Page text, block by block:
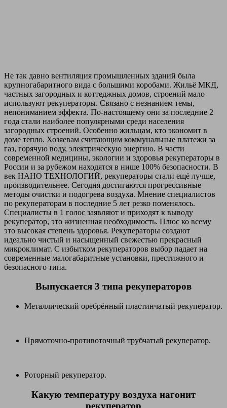
Не так давно вентиляция промышленных зданий была
крупногабаритного вида с большими коробами. Жильё МКД,
частных загородных и коттеджных домов, строений мало
используют рекуператоры. Связано с незнанием темы,
непониманием эффекта. По-настоящему они за последние 2
года стали наиболее популярными среди населения
загородных строений. Особенно жильцам, кто экономит в
доме тепло. Хозяевам считающим коммунальные платежи за
газ, горячую воду, электрическую энергию. В части
современной медицины, экологии и здоровья рекуператоры в
России и за рубежом находятся в нише 100% безопасности. В
век НАНО ТЕХНОЛОГИЙ, рекуператоры стали ещё лучше,
производительнее. Сегодня достигаются прогрессивные
методы очистки и подогрева воздуха. Мнение специалистов
по рекуператорам в последние 5 лет резко поменялось.
Специалисты в 1 голос заявляют и приходят к выводу
рекуператор, это жизненная необходимость. Плюс ко всему
это высокая степень здоровья. Рекуператоры создают
идеально чистый и насыщенный свежестью прекрасный
микроклимат. С избытком рекуператоров выбор падает на
современные малогабаритные установки, престижного и
безопасного типа.
Выпускается 3 типа рекуператоров
Металлический оребрённый пластинчатый рекуператор.
Прямоточно-противоточный трубчатый рекуператор.
Роторный рекуператор.
Какую температуру воздуха нагонит
рекуператор